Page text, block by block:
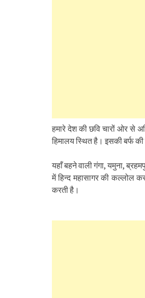
हमारे देश की छवि चारों ओर से
हिमालय स्थित है। इसकी बर्फ
यहाँ बहने वाली गंगा, यमुना,
में हिन्द महासागर की कल्लोल
करती है।